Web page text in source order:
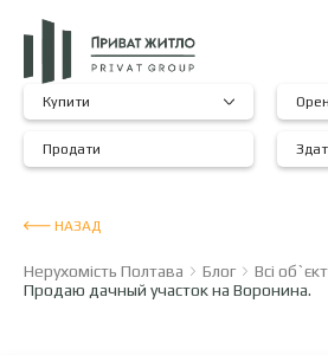
Купити
Продати
НАЗАД
Нерухомість Полтава Блог Всі
Продаю дачный участок на Воронина.